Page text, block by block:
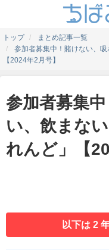
トップ
まとめ記事一覧
参加者募集中！賭けない、吸
【2024年2月号】
参加者募集
い、飲まな
れんど」【
以下は 2